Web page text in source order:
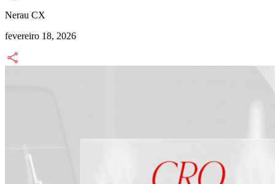
Nerau CX
fevereiro 18, 2026